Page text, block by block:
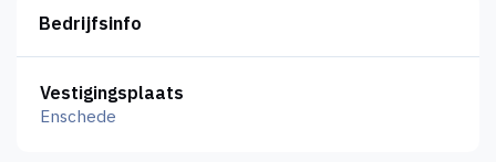
Bedrijfsinfo
Vestigingsplaats
Enschede